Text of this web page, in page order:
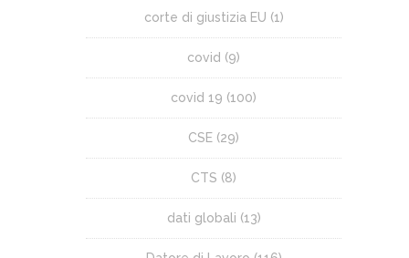
corte di giustizia EU (1)
covid (9)
covid 19 (100)
CSE (29)
CTS (8)
dati globali (13)